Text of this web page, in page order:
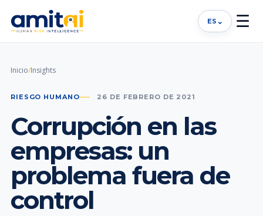
ES ⌄ ☰
Inicio/Insights
RIESGO HUMANO 26 DE FEBRERO DE 2021
Corrupción en las
empresas: un
problema fuera de
control